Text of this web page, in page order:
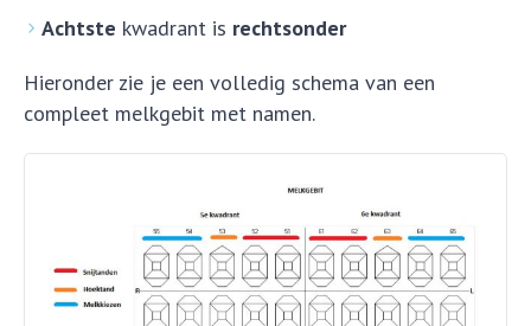
Achtste kwadrant is rechtsonder
Hieronder zie je een volledig schema van een
compleet melkgebit met namen.